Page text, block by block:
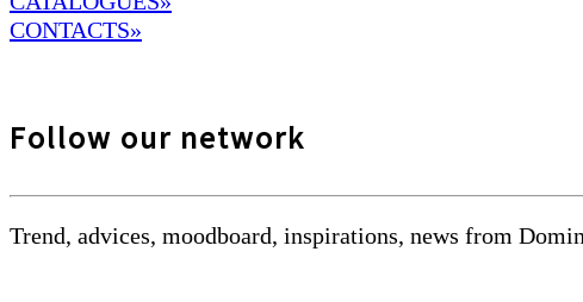
CONTACTS»
Follow our network
Trend, advices, moodboard, inspirations, news from